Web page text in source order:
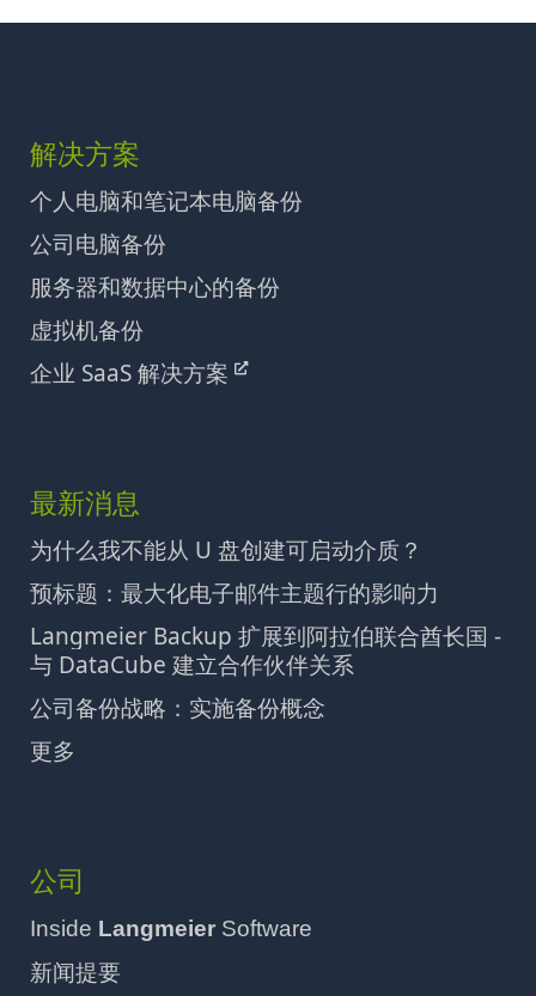
解决方案
个人电脑和笔记本电脑备份
公司电脑备份
服务器和数据中心的备份
虚拟机备份
企业 SaaS 解决方案
最新消息
为什么我不能从 U 盘创建可启动介质？
预标题：最大化电子邮件主题行的影响力
Langmeier Backup 扩展到阿拉伯联合酋长国 -
与 DataCube 建立合作伙伴关系
公司备份战略：实施备份概念
更多
公司
Inside Langmeier Software
新闻提要